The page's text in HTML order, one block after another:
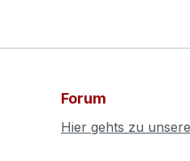
Forum
Hier gehts zu